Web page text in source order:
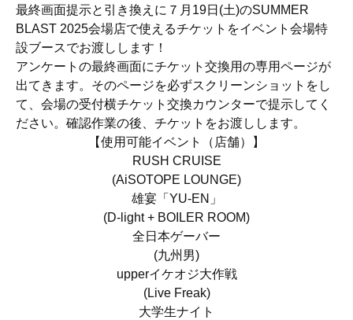
最終画面提示と引き換えに７月19日(土)のSUMMER
BLAST 2025会場店で使えるチケットをイベント会場特
設ブースでお渡しします！
アンケートの最終画面にチケット交換用の専用ページが
出てきます。そのページを必ずスクリーンショットをし
て、会場の受付横チケット交換カウンターで提示してく
ださい。確認作業の後、チケットをお渡しします。
【使用可能イベント（店舗）】
RUSH CRUISE
(AiSOTOPE LOUNGE)
雄宴「YU-EN」
(D-light + BOILER ROOM)
全日本ゲーバー
(九州男)
upperイケオジ大作戦
(Live Freak)
大学生ナイト